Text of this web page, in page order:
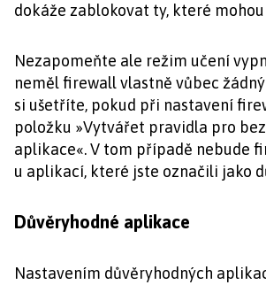
dokáže zablokovat ty, které
Nezapomeňte ale režim učení
neměl firewall vlastně vůbec
si ušetříte, pokud při nastavení
položku »Vytvářet pravidla pro
aplikace«. V tom případě nebude
u aplikací, které jste označili jako
Důvěryhodné aplikace
Nastavením důvěryhodných